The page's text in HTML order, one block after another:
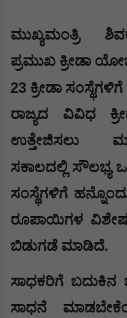
​ಮುಖ್ಯಮಂತ್ರಿ
ಪ್ರಮುಖ ಕ್ರೀಡಾ
​23 ಕ್ರೀಡಾ ಸಂಸ್ಥೆಗಳಿಗೆ
ರಾಜ್ಯದ ವಿವಿಧ
ಉತ್ತೇಜಿಸಲು
ಸಕಾಲದಲ್ಲಿ ಸೌಲಭ್ಯ
ಸಂಸ್ಥೆಗಳಿಗೆ
ರೂಪಾಯಿಗಳ ವಿಶೇಷ
ಬಿಡುಗಡೆ ಮಾಡಿದೆ.
​ಸಾಧಕರಿಗೆ ಬದುಕಿನ
ಸಾಧನೆ